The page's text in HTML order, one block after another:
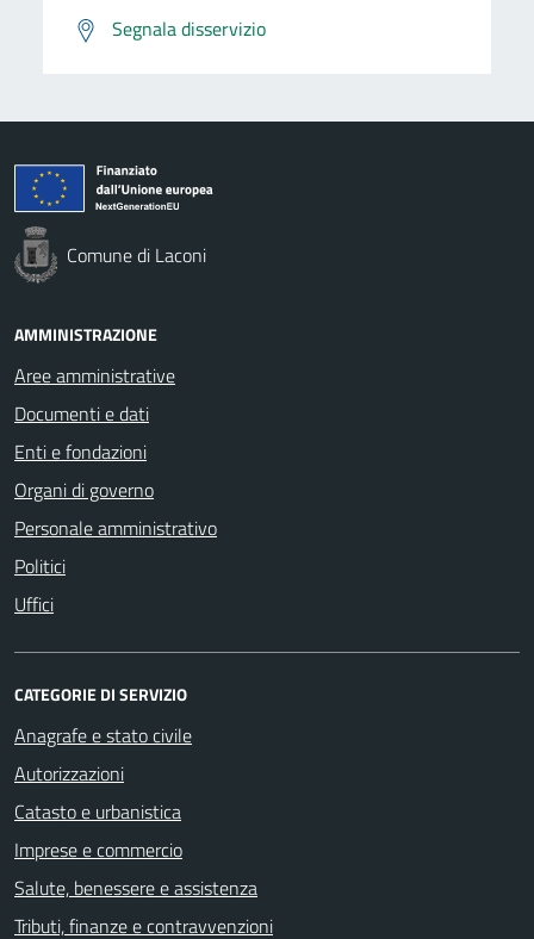
Segnala disservizio
Comune di Laconi
AMMINISTRAZIONE
Aree amministrative
Documenti e dati
Enti e fondazioni
Organi di governo
Personale amministrativo
Politici
Uffici
CATEGORIE DI SERVIZIO
Anagrafe e stato civile
Autorizzazioni
Catasto e urbanistica
Imprese e commercio
Salute, benessere e assistenza
Tributi, finanze e contravvenzioni